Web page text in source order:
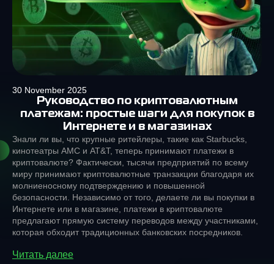
30 November 2025
Руководство по криптовалютным
платежам: простые шаги для покупок в
Интернете и в магазинах
Знали ли вы, что крупные ритейлеры, такие как Starbucks,
кинотеатры AMC и AT&T, теперь принимают платежи в
криптовалюте? Фактически, тысячи предприятий по всему
миру принимают криптовалютные транзакции благодаря их
молниеносному подтверждению и повышенной
безопасности. Независимо от того, делаете ли вы покупки в
Интернете или в магазине, платежи в криптовалюте
предлагают прямую систему переводов между участниками,
которая обходит традиционных банковских посредников.
Читать далее